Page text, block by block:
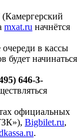
mxat.ru начнётся
в кассы
начинаться
646-3-
официальных
Bigbilet.ru,
.